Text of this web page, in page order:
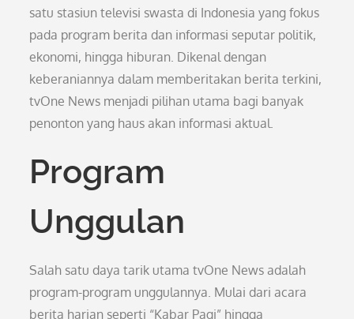
satu stasiun televisi swasta di Indonesia yang fokus
pada program berita dan informasi seputar politik,
ekonomi, hingga hiburan. Dikenal dengan
keberaniannya dalam memberitakan berita terkini,
tvOne News menjadi pilihan utama bagi banyak
penonton yang haus akan informasi aktual.
Program
Unggulan
Salah satu daya tarik utama tvOne News adalah
program-program unggulannya. Mulai dari acara
berita harian seperti “Kabar Pagi” hingga